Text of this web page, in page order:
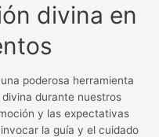
divina en
poderosa herramienta
durante nuestros
y las expectativas
la guía y el cuidado